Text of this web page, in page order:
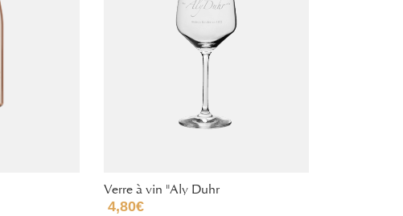
Verre à vin "Aly Duhr
4,80€